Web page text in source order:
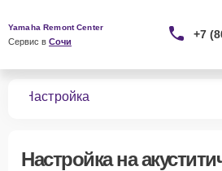
Yamaha Remont Center
Сервис в Сочи
+7
Настройка
Настройкана